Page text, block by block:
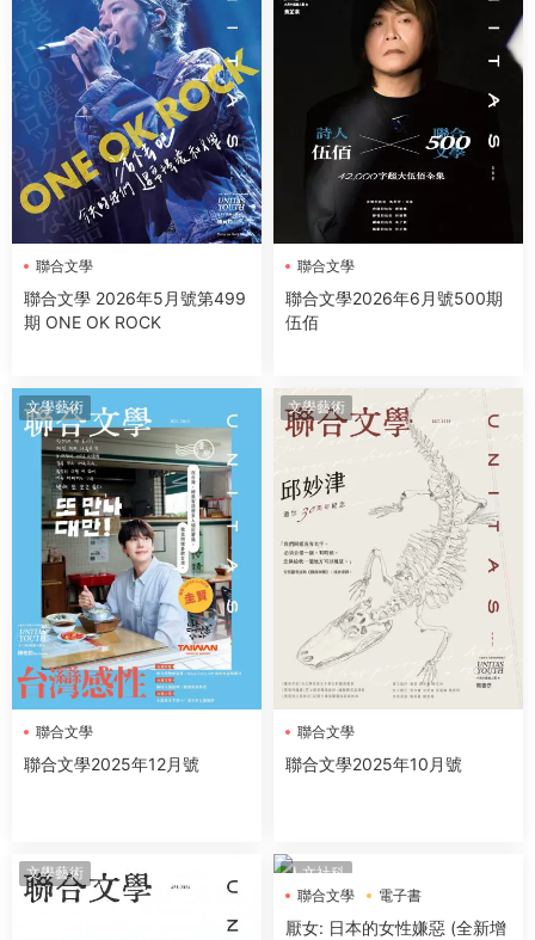
聯合文學
聯合文學 2026年5月號第499
期 ONE OK ROCK
聯合文學
聯合文學2026年6月號500期
伍佰
文學藝術
聯合文學
聯合文學2025年12月號
文學藝術
聯合文學
聯合文學2025年10月號
文學藝術
人文社科
聯合文學
電子書
厭女: 日本的女性嫌惡 (全新增